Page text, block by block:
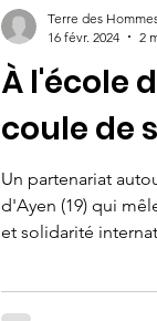
À l'école
coule de
Un partenariat
d'Ayen (19) qui
et solidarité
Terre des
16 févr. 2024
2